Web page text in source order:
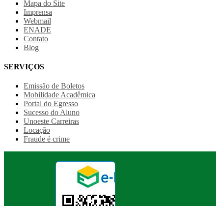
Mapa do Site
Imprensa
Webmail
ENADE
Contato
Blog
SERVIÇOS
Emissão de Boletos
Mobilidade Acadêmica
Portal do Egresso
Sucesso do Aluno
Unoeste Carreiras
Locação
Fraude é crime